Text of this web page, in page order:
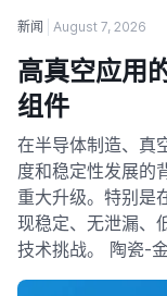
新闻 August 7, 2026
高真空应用
组件
在半导体制造、真
度和稳定性发展的
重大升级。特别是
现稳定、无泄漏、
技术挑战。 陶瓷-